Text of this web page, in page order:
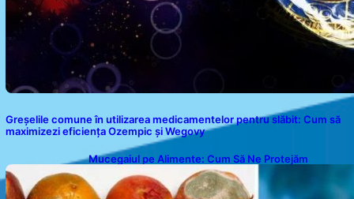
Greșelile comune în utilizarea medicamentelor pentru slăbit: Cum să
maximizezi eficiența Ozempic și Wegovy
Mucegaiul pe Alimente: Cum Să Ne Protejăm